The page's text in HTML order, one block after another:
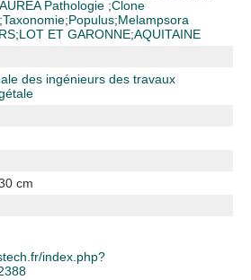
Pathologie ;Clone
;Taxonomie;Populus;Melampsora
;LOT ET GARONNE;AQUITAINE
des ingénieurs des travaux
cm
index.php?